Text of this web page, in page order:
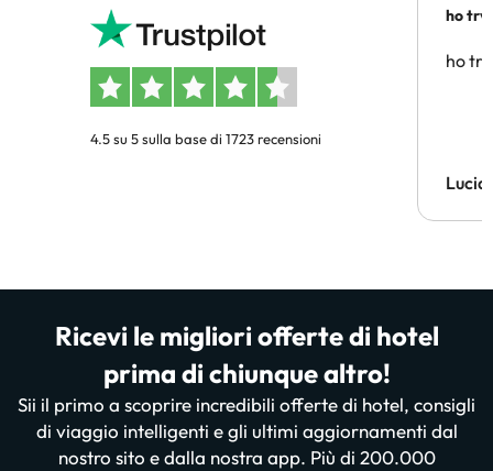
4.5 su 5 sulla base di 1723 recensioni
ho
ho
Lucia
Ricevi le migliori offerte di hotel
prima di chiunque altro!
Sii il primo a scoprire incredibili offerte di hotel, consigli
di viaggio intelligenti e gli ultimi aggiornamenti dal
nostro sito e dalla nostra app. Più di 200.000